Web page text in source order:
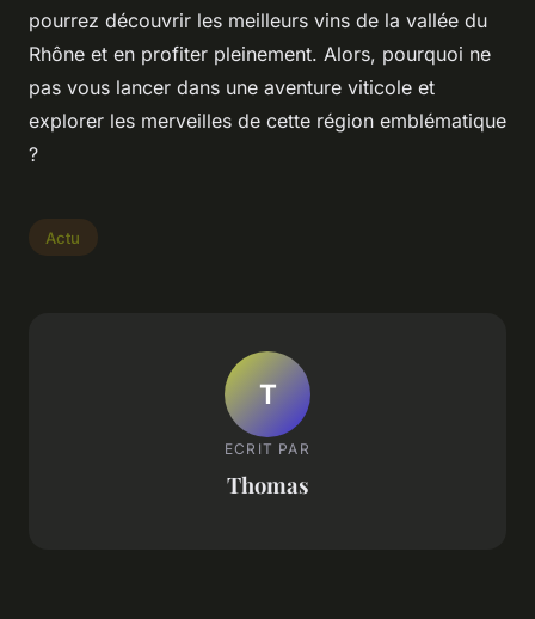
pourrez découvrir les meilleurs vins de la vallée du
Rhône et en profiter pleinement. Alors, pourquoi ne
pas vous lancer dans une aventure viticole et
explorer les merveilles de cette région emblématique
?
Actu
T
ECRIT PAR
Thomas